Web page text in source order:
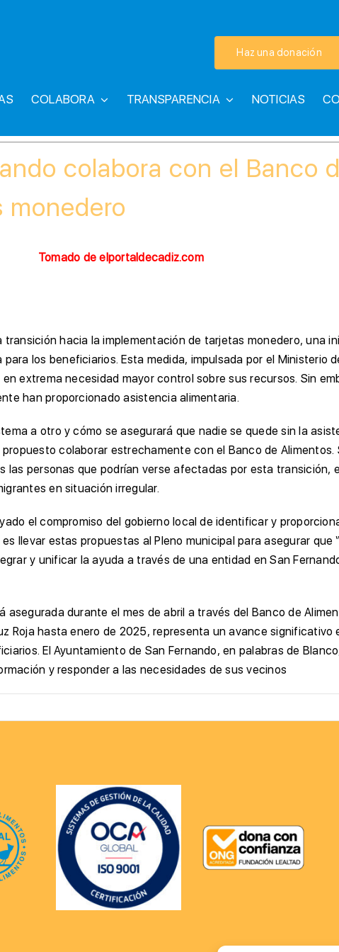
Haz una donación
COLABORA TRANSPARENCIA NOTICIAS
colabora con el Banco
Tomado de elportaldecadiz.com
hacia la implementación de tarjetas monedero, una
los beneficiarios. Esta medida, impulsada por el Ministerio
extrema necesidad mayor control sobre sus recursos. Sin
han proporcionado asistencia alimentaria.
a otro y cómo se asegurará que nadie se quede sin la
colaborar estrechamente con el Banco de Alimentos.
personas que podrían verse afectadas por esta transición,
en situación irregular.
el compromiso del gobierno local de identificar y
llevar estas propuestas al Pleno municipal para asegurar que
y unificar la ayuda a través de una entidad en San
durante el mes de abril a través del Banco de
Roja hasta enero de 2025, representa un avance
El Ayuntamiento de San Fernando, en palabras de
y responder a las necesidades de sus vecinos